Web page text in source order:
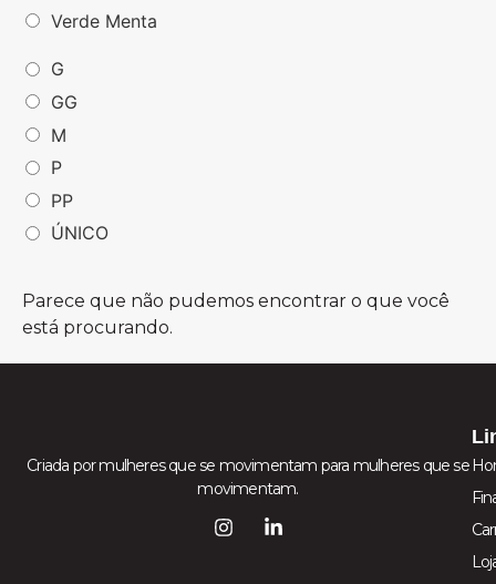
Verde Menta
G
GG
M
P
PP
ÚNICO
Parece que não pudemos encontrar o que você
está procurando.
Criada por mulheres que se movimentam para mulheres que se
movimentam.